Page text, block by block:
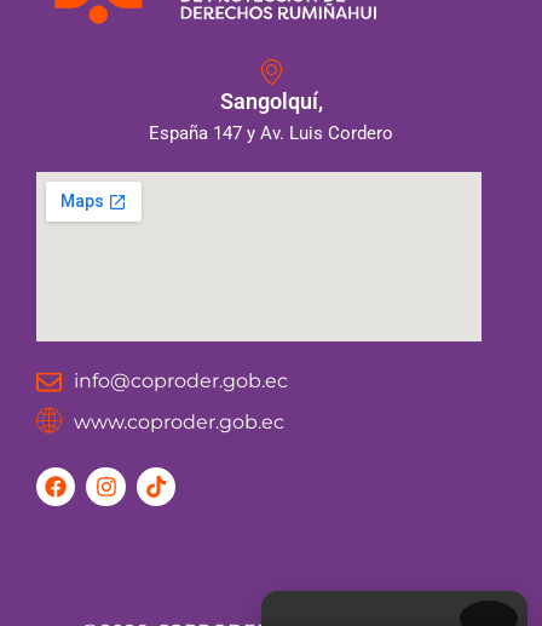
Sangolquí,
España 147 y Av. Luis Cordero
info@coproder.gob.ec
www.coproder.gob.ec
F
a
I
n
T
i